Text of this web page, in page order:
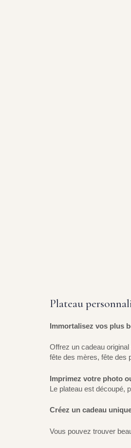
Plateau
Immortalisez vos plus
Offrez un cadeau
fête des mères, fête des
Imprimez votre photo
Le plateau est découpé,
Créez un cadeau
Vous pouvez trouver